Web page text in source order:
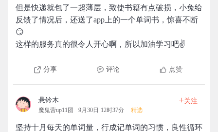
但是快递就包了一超薄层，致使书籍有点破损，小兔给
反馈了情况后，还送了app上的一个单词书，惊喜不断
😏
这样的服务真的很令人开心啊，所以加油学习吧✌
分享 评论 点赞
悬铃木
魔鬼营up11团 9月30日 12时37分 精选
+关注
坚持十月每天的单词量，行成记单词的习惯，良性循环